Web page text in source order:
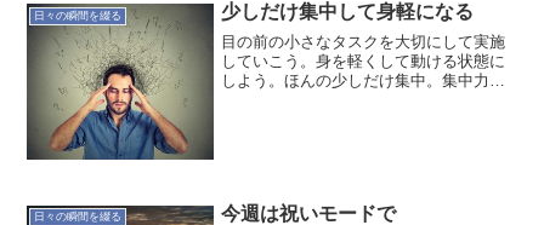
日々の瞬間を綴る 少しだけ集中して身軽になる
目の前の小さなタスクを大切にして実施
していこう。身を軽くして動ける状態に
しよう。ほんの少しだけ集中。集中力～
日々の瞬間を綴る 今週は祝いモードで